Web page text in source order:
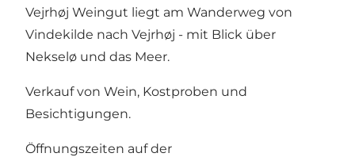
Vejrhøj Weingut liegt am Wanderweg von
Vindekilde nach Vejrhøj - mit Blick über
Nekselø und das Meer.
Verkauf von Wein, Kostproben und
Besichtigungen.
Öffnungszeiten auf der